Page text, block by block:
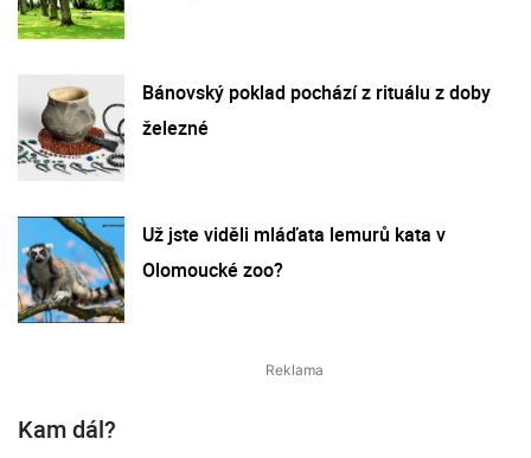
Bánovský poklad pochází z rituálu z doby
železné
Už jste viděli mláďata lemurů kata v
Olomoucké zoo?
Kam dál?